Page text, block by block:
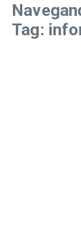
Tag: